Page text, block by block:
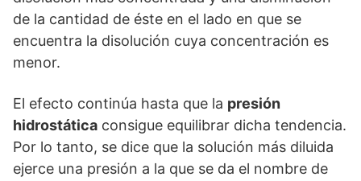
de la cantidad de éste en el lado en que se
encuentra la disolución cuya concentración es
menor.
El efecto continúa hasta que la presión
hidrostática consigue equilibrar dicha tendencia.
Por lo tanto, se dice que la solución más diluida
ejerce una presión a la que se da el nombre de